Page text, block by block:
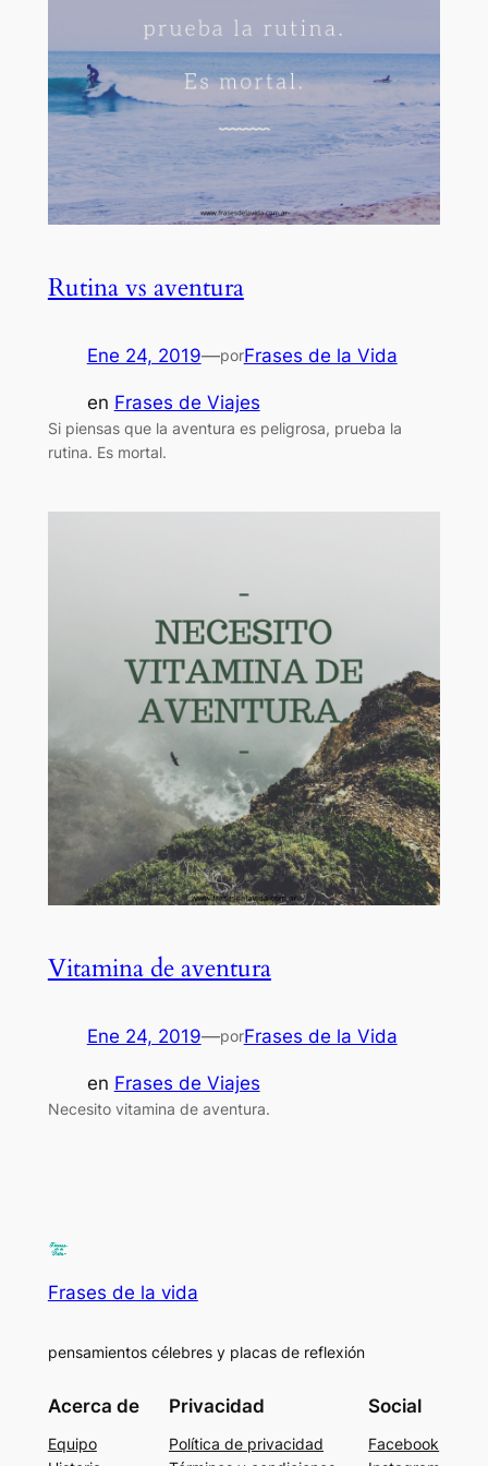
Rutina vs aventura
Ene 24, 2019—porFrases de la Vida
en Frases de Viajes
Si piensas que la aventura es peligrosa, prueba la
rutina. Es mortal.
Vitamina de aventura
Ene 24, 2019—porFrases de la Vida
en Frases de Viajes
Necesito vitamina de aventura.
Frases de la vida
pensamientos célebres y placas de reflexión
Acerca de
Equipo
Privacidad
Política de privacidad
Social
Facebook